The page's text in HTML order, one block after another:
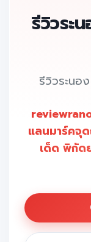
รีวิวระ
รีวิวระนอ
แลนมาร์คจุ
เด็ด พิกัด